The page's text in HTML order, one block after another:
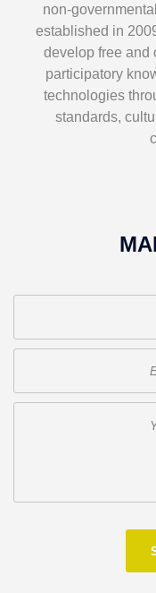
non-
established in
develop free and
participatory
technologies
standards,